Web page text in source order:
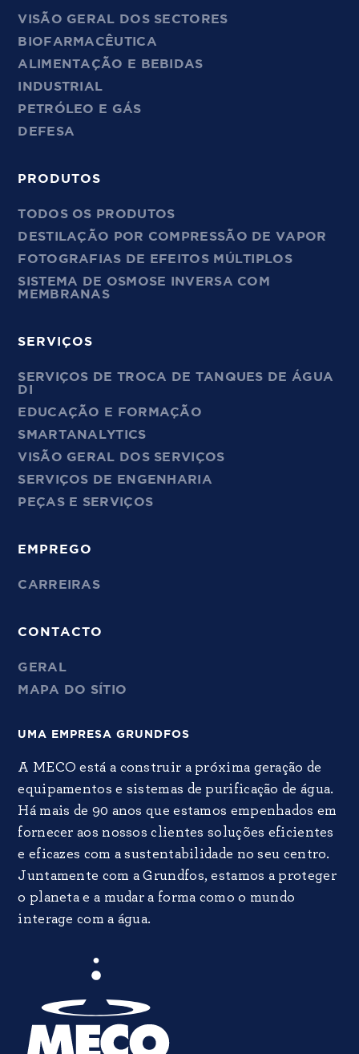
VISÃO GERAL DOS SECTORES
BIOFARMACÊUTICA
ALIMENTAÇÃO E BEBIDAS
INDUSTRIAL
PETRÓLEO E GÁS
DEFESA
PRODUTOS
TODOS OS PRODUTOS
DESTILAÇÃO POR COMPRESSÃO DE VAPOR
FOTOGRAFIAS DE EFEITOS MÚLTIPLOS
SISTEMA DE OSMOSE INVERSA COM
MEMBRANAS
SERVIÇOS
SERVIÇOS DE TROCA DE TANQUES DE ÁGUA
DI
EDUCAÇÃO E FORMAÇÃO
SMARTANALYTICS
VISÃO GERAL DOS SERVIÇOS
SERVIÇOS DE ENGENHARIA
PEÇAS E SERVIÇOS
EMPREGO
CARREIRAS
CONTACTO
GERAL
MAPA DO SÍTIO
UMA EMPRESA GRUNDFOS
A MECO está a construir a próxima geração de
equipamentos e sistemas de purificação de água.
Há mais de 90 anos que estamos empenhados em
fornecer aos nossos clientes soluções eficientes
e eficazes com a sustentabilidade no seu centro.
Juntamente com a Grundfos, estamos a proteger
o planeta e a mudar a forma como o mundo
interage com a água.